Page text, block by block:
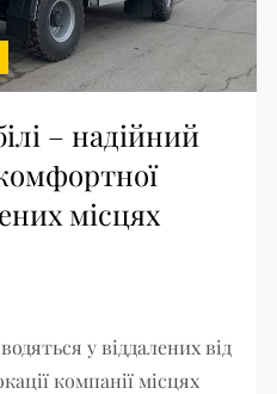
– надійний
місцях
у віддалених від
компанії місцях